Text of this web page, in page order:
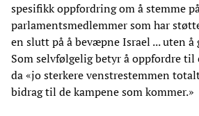
spesifikk oppfordring om å stemme
parlamentsmedlemmer som har
en slutt på å bevæpne Israel ... uten å
Som selvfølgelig betyr å oppfordre til
da «jo sterkere venstrestemmen
bidrag til de kampene som kommer.»